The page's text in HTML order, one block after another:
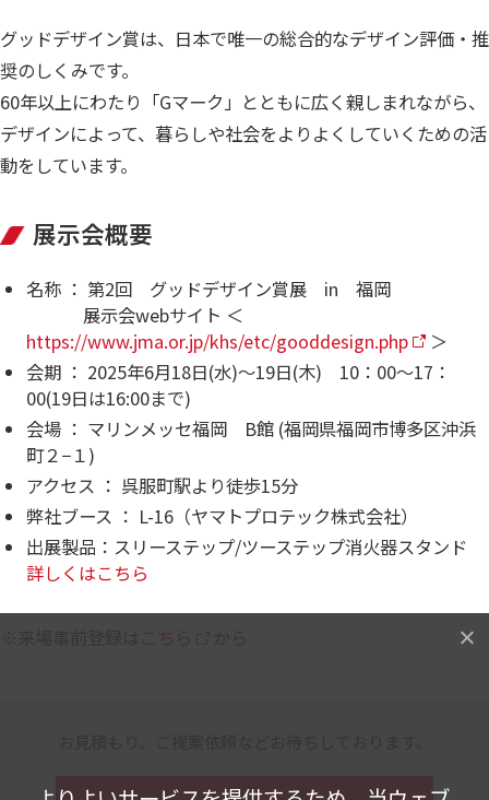
グッドデザイン賞は、日本で唯一の総合的なデザイン評価・推
奨のしくみです。
60年以上にわたり「Gマーク」とともに広く親しまれながら、
デザインによって、暮らしや社会をよりよくしていくための活
動をしています。
展示会概要
名称 ： 第2回 グッドデザイン賞展 in 福岡
展示会webサイト ＜
https://www.jma.or.jp/khs/etc/gooddesign.php
＞
会期 ： 2025年6月18日(水)～19日(木) 10：00～17：
00(19日は16:00まで)
会場 ： マリンメッセ福岡 B館 (福岡県福岡市博多区沖浜
町２−１)
アクセス ： 呉服町駅より徒歩15分
弊社ブース ： L-16（ヤマトプロテック株式会社）
出展製品：スリーステップ/ツーステップ消火器スタンド
詳しくはこちら